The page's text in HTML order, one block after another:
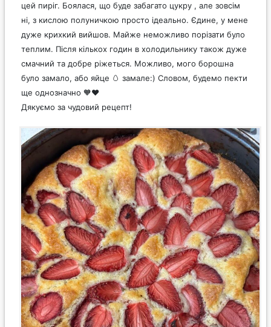
цей пиріг. Боялася, що буде забагато цукру , але зовсім
ні, з кислою полуничкою просто ідеально. Єдине, у мене
дуже крихкий вийшов. Майже неможливо порізати було
теплим. Після кількох годин в холодильнику також дуже
смачний та добре ріжеться. Можливо, мого борошна
було замало, або яйце 🥚 замале:) Словом, будемо пекти
ще однозначно 🧡❤️
Дякуємо за чудовий рецепт!